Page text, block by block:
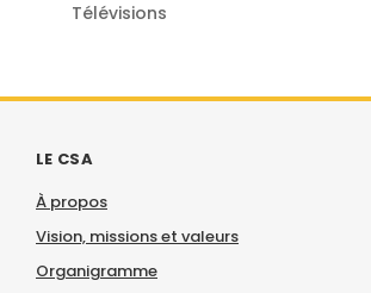
Télévisions
LE CSA
À propos
Vision, missions et valeurs
Organigramme